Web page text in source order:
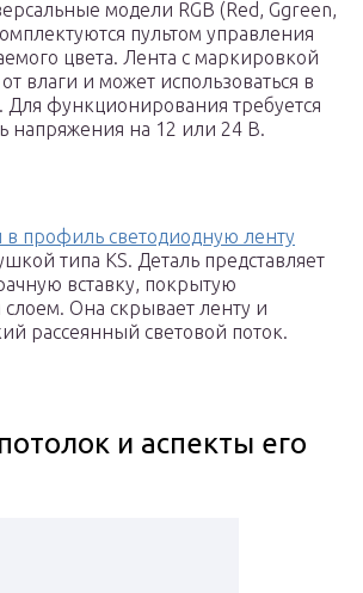
модели RGB (Red, Ggreen,
пультом управления
цвета. Лента с маркировкой
влаги и может использоваться в
Для функционирования требуется
напряжения на 12 или 24 В.
в профиль светодиодную ленту
типа KS. Деталь представляет
вставку, покрытую
Она скрывает ленту и
рассеянный световой поток.
и аспекты его